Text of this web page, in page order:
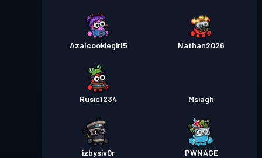
Azalcookiegirl5 Nathan2026
Rusic1234 Msiagh
izbysiv0r PWNAGE